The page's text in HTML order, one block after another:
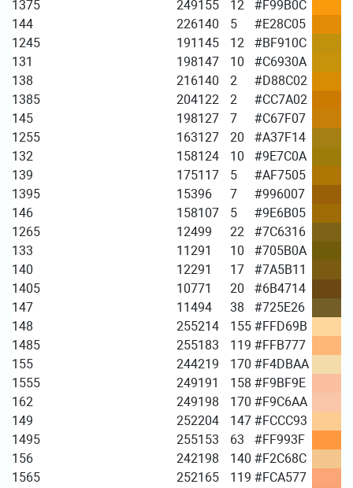
1375
249155 12
#F99B0C
144
226140 5
#E28C05
1245
191 145 12
#BF910C
131
198147 10
#C6930A
138
216140 2
#D88C02
1385
204122 2
#CC7A02
145
198127 7
#C67F07
1255
163127 20
#A37F14
132
158124 10
#9E7C0A
139
175117 5
#AF7505
1395
15396 7
#996007
146
158107 5
#9E6B05
1265
12499 22
#7C6316
133
11291 10
#705B0A
140
12291 17
#7A5B11
1405
10771 20
#6B4714
147
11494 38
#725E26
148
255214 155 #FFD69B
1485
255183 119 #FFB777
155
244219 170 #F4DBAA
1555
249191 158 #F9BF9E
162
249198 170 #F9C6AA
149
252204 147 #FCCC93
1495
255153 63
#FF993F
156
242198 140 #F2C68C
1565
252165 119 #FCA577